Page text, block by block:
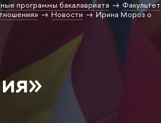
программы бакалавриата
Факультет
Новости
Ирина Мороз о